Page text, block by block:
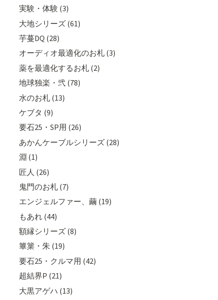
実験・体験 (3)
大地シリーズ (61)
芋蔓DQ (28)
オーディオ最適化のお札 (3)
薬を最適化するお札 (2)
地球独楽・弐 (78)
水のお札 (13)
ケブタ (9)
要石25・SP用 (26)
あかんケーブルシリーズ (28)
淵 (1)
匠人 (26)
鬼門のお札 (7)
エンジェルファー、繭 (19)
もあれ (44)
額縁シリーズ (8)
篳篥・朱 (19)
要石25・クルマ用 (42)
超結界P (21)
大黒アゲハ (13)